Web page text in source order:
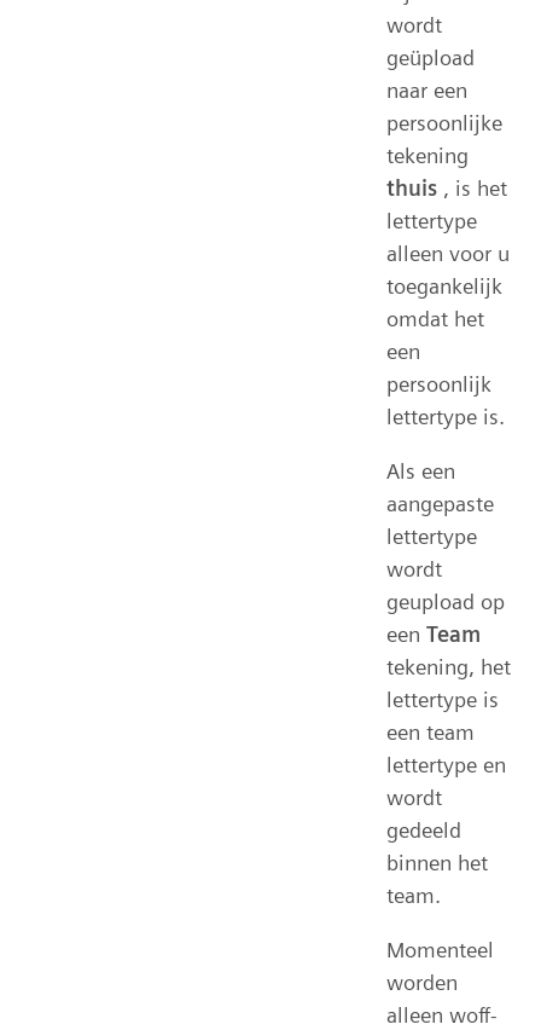
wordt
geüpload
naar een
persoonlijke
tekening
thuis , is het
lettertype
alleen voor u
toegankelijk
omdat het
een
persoonlijk
lettertype is.
Als een
aangepaste
lettertype
wordt
geupload op
een Team
tekening, het
lettertype is
een team
lettertype en
wordt
gedeeld
binnen het
team.
Momenteel
worden
alleen woff-